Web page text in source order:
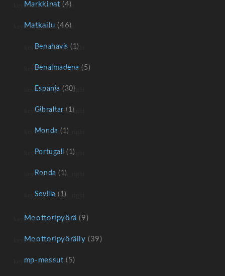
Markkinat (4)
Matkailu (46)
Benahavis (1)
Benalmadena (5)
Espanja (30)
Gibraltar (1)
Monda (1)
Portugali (1)
Ronda (1)
Sevilla (1)
Moottoripyörä (9)
Moottoripyöräily (39)
mp-messut (5)